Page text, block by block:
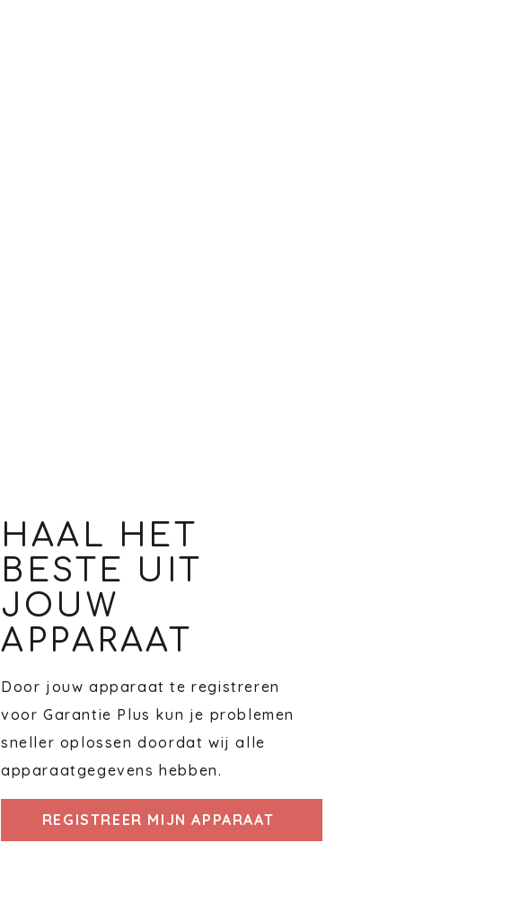
HAAL HET
BESTE UIT
JOUW
APPARAAT
Door jouw apparaat te registreren
voor Garantie Plus kun je problemen
sneller oplossen doordat wij alle
apparaatgegevens hebben.
REGISTREER MIJN APPARAAT